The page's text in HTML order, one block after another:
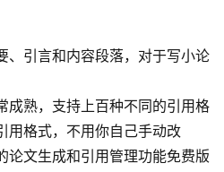
、引言和内容段落，对于写小论
成熟，支持上百种不同的引用格
用格式，不用你自己手动改
论文生成和引用管理功能免费版